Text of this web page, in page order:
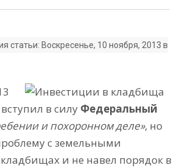
статьи: Воскресенье, 10 ноября, 2013 в
в силу Федеральный
и похоронном деле», но
с земельными
и не навел порядок в